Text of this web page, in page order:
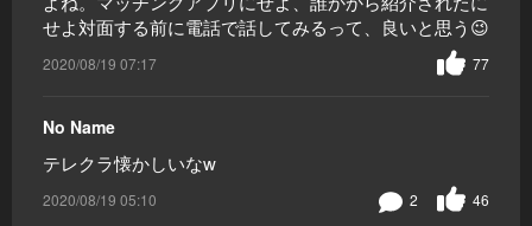
せよ対面する前に電話で話してみるって、良いと思う😉
2020/08/19 07:17 77
No Name
テレクラ懐かしいなw
2020/08/19 05:10 46
2